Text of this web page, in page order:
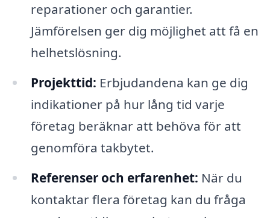
reparationer och garantier.
Jämförelsen ger dig möjlighet att få en
helhetslösning.
Projekttid: Erbjudandena kan ge dig
indikationer på hur lång tid varje
företag beräknar att behöva för att
genomföra takbytet.
Referenser och erfarenhet: När du
kontaktar flera företag kan du fråga